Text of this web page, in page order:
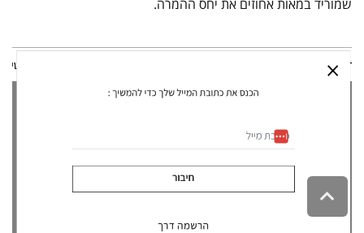
שמוריד במאות אחוזים את יחס ההמרה.
גלילה
לראש